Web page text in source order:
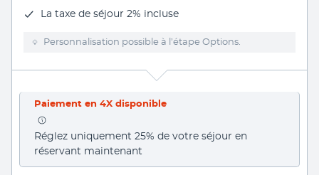
La taxe de séjour 2% incluse
Personnalisation possible à l’étape Options.
Paiement en 4X disponible
Réglez uniquement 25% de votre séjour en
réservant maintenant